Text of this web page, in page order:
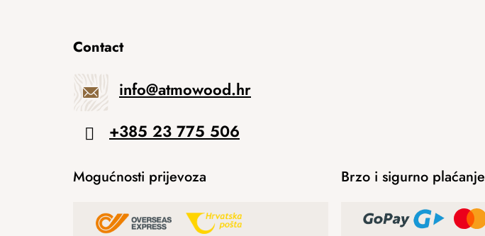
Contact
info@atmowood.hr
+385 23 775 506
Mogućnosti prijevoza Brzo i sigurno plaćanje